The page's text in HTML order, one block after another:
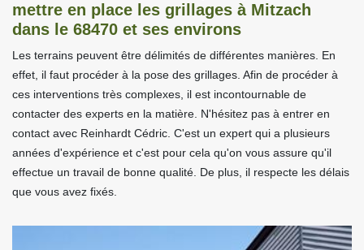
mettre en place les grillages à Mitzach
dans le 68470 et ses environs
Les terrains peuvent être délimités de différentes manières. En
effet, il faut procéder à la pose des grillages. Afin de procéder à
ces interventions très complexes, il est incontournable de
contacter des experts en la matière. N'hésitez pas à entrer en
contact avec Reinhardt Cédric. C'est un expert qui a plusieurs
années d'expérience et c'est pour cela qu'on vous assure qu'il
effectue un travail de bonne qualité. De plus, il respecte les délais
que vous avez fixés.